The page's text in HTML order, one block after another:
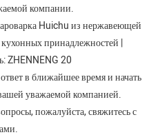
компании.
в ближайшее время и начать
уважаемой компанией.
пожалуйста, свяжитесь с